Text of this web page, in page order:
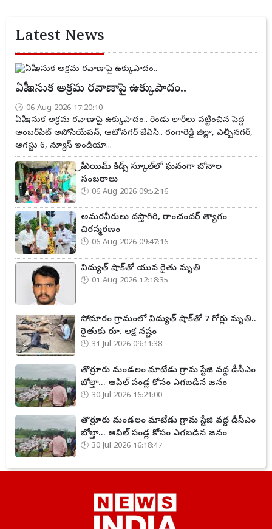
Latest News
ఏపీ ఇసుక అక్రమ రవాణాపై ఉక్కుపాదం..
06 Aug 2026 17:20:10
ఏపీ ఇసుక అక్రమ రవాణాపై ఉక్కుపాదం.. రెండు లారీలు పట్టించిన పెద్ద
అంబర్‌పేట్ అసోసియేషన్, ఆటోనగర్ జేఏసీ.. రంగారెడ్డి జిల్లా, ఎల్బీనగర్,
ఆగస్టు 6, న్యూస్ ఇండియా...
ప్రీ ఎయిమ్ కిడ్స్ స్కూల్‌లో ఘనంగా బోనాల
సంబరాలు
06 Aug 2026 09:52:16
అమరవీరులు దస్తాగిరి, రాంచందర్ త్యాగం
చిరస్మరణం
06 Aug 2026 09:47:16
విద్యుత్ షాక్‌తో యువ రైతు మృతి
01 Aug 2026 12:18:35
సోమారం గ్రామంలో విద్యుత్ షాక్‌తో 7 గోర్లు మృతి..
రైతుకు రూ. లక్ష నష్టం
31 Jul 2026 09:11:38
తొర్రూరు మండలం మాటేడు గ్రామ స్టేజి వద్ద డీసీఎం
బోల్తా... ఆపిల్ పండ్ల కోసం ఎగబడిన జనం
30 Jul 2026 16:21:00
తొర్రూరు మండలం మాటేడు గ్రామ స్టేజి వద్ద డీసీఎం
బోల్తా... ఆపిల్ పండ్ల కోసం ఎగబడిన జనం
30 Jul 2026 16:18:47